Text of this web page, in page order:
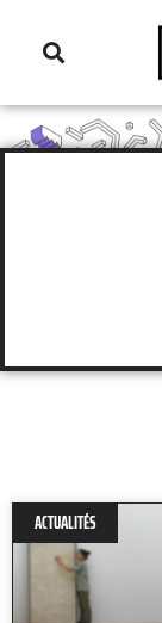
ACTUALITÉS